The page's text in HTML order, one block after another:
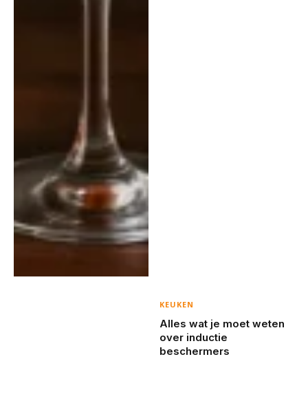
KEUKEN
Alles wat je moet weten
over inductie
beschermers